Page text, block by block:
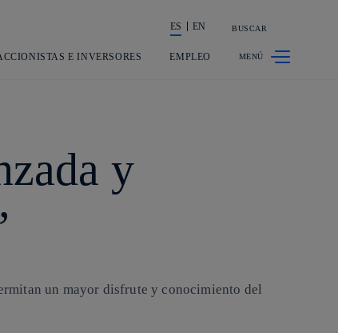
La acción en accionistas e inversores
ES EN BUSCAR
E INVERSORES EMPLEO
y
un mayor disfrute y conocimiento del